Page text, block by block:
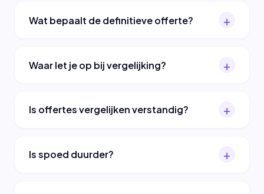
Wat bepaalt de definitieve offerte?
Waar let je op bij vergelijking?
Is offertes vergelijken verstandig?
Is spoed duurder?